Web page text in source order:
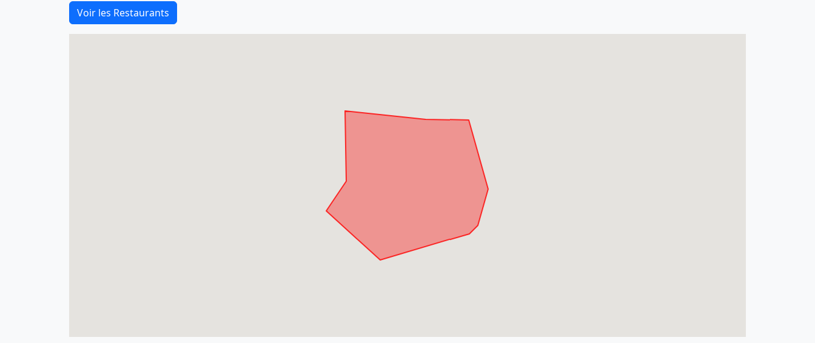
Voir les Restaurants